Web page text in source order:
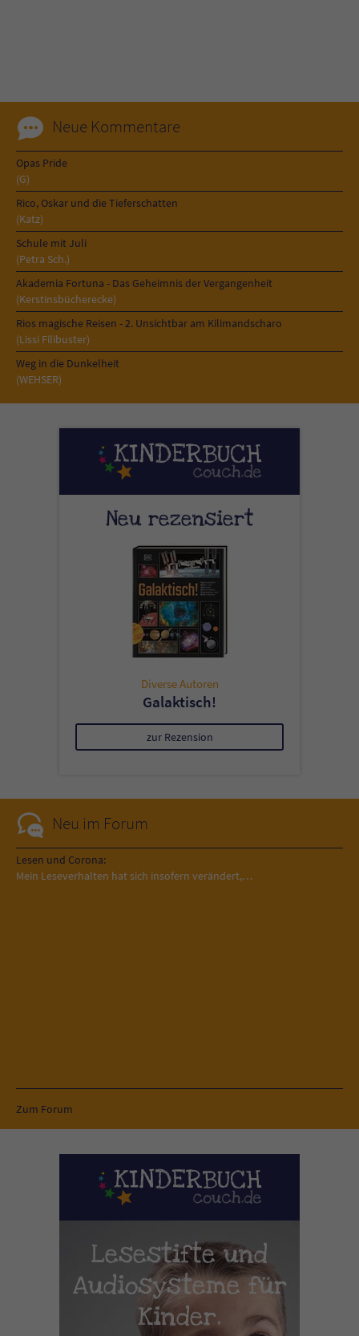
Neue Kommentare
Opas Pride
(G)
Rico, Oskar und die Tieferschatten
(Katz)
Schule mit Juli
(Petra Sch.)
Akademia Fortuna - Das Geheimnis der Vergangenheit
(Kerstinsbücherecke)
Rios magische Reisen - 2. Unsichtbar am Kilimandscharo
(Lissi Filibuster)
Weg in die Dunkelheit
(WEHSER)
Neu rezensiert
Diverse Autoren
Galaktisch!
zur Rezension
Neu im Forum
Lesen und Corona:
Mein Leseverhalten hat sich insofern verändert,…
Zum Forum
Lesestifte und
Audiosysteme für
Kinder.
Zweck Cookie für Kommentare einzelner Buchtitel
Name fe_typo_user
Anbieter
Laufzeit Session
Zweck
Dieses Cookie gewährleistet die
Kommunikation der Webseite mit dem
Sicherheitscode des Kontaktformulars zu